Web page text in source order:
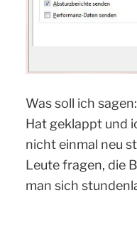
Was soll ich sagen:
Hat geklappt und
nicht einmal neu
Leute fragen, die
man sich